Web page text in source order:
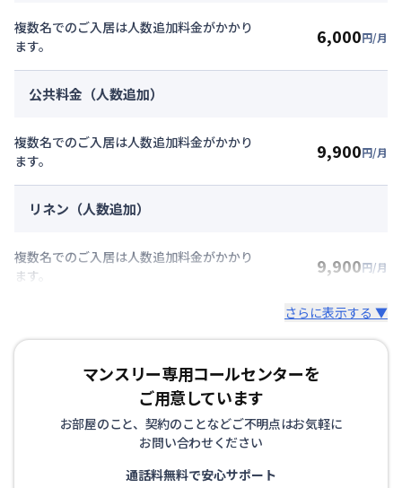
複数名でのご入居は人数追加料金がかかり
ます。
6,000円/月
公共料金（人数追加）
複数名でのご入居は人数追加料金がかかり
ます。
9,900円/月
リネン（人数追加）
複数名でのご入居は人数追加料金がかかり
ます。
9,900円/月
さらに表示する ▼
マンスリー専用コールセンターを
ご用意しています
お部屋のこと、契約のことなどご不明点はお気軽に
お問い合わせください
通話料無料で安心サポート